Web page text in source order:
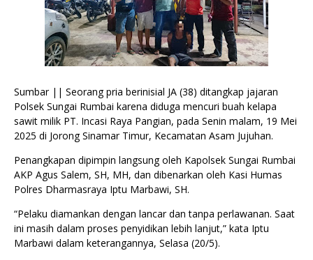
Sumbar || Seorang pria berinisial JA (38) ditangkap jajaran
Polsek Sungai Rumbai karena diduga mencuri buah kelapa
sawit milik PT. Incasi Raya Pangian, pada Senin malam, 19 Mei
2025 di Jorong Sinamar Timur, Kecamatan Asam Jujuhan.
Penangkapan dipimpin langsung oleh Kapolsek Sungai Rumbai
AKP Agus Salem, SH, MH, dan dibenarkan oleh Kasi Humas
Polres Dharmasraya Iptu Marbawi, SH.
“Pelaku diamankan dengan lancar dan tanpa perlawanan. Saat
ini masih dalam proses penyidikan lebih lanjut,” kata Iptu
Marbawi dalam keterangannya, Selasa (20/5).